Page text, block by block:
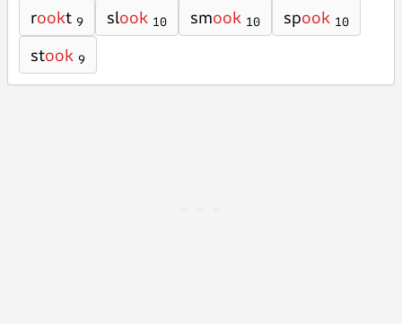
rookt 9 slook 10 smook 10 spook 10
stook 9